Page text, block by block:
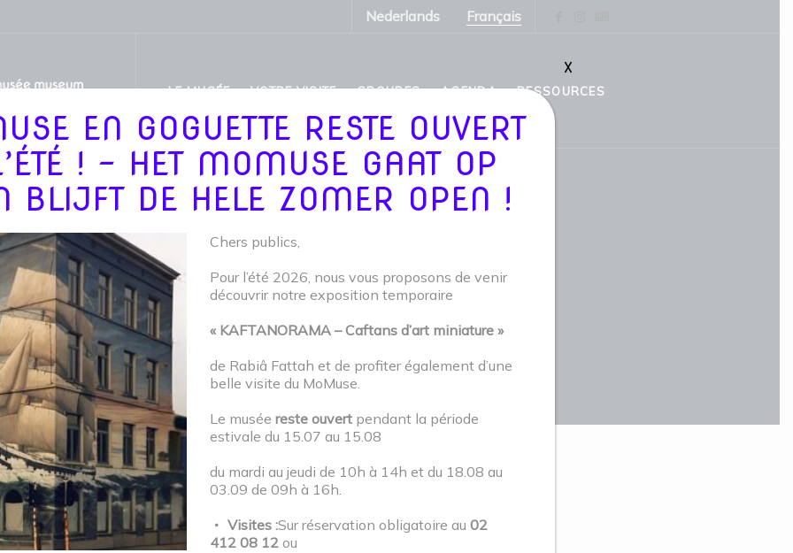
Français
Nederlands
LE MUSÉE VOTRE VISITE GROUPES AGENDA RESSOURCES
PROJECT TAG :
MOEDER
/MOMUSE
EN GOGUETTE RESTE OUVERT
! - HET MOMUSE GAAT OP
BLIJFT DE HELE ZOMER OPEN !
Chers publics,
Pour l’été 2026, nous vous proposons de venir
découvrir notre exposition temporaire
« KAFTANORAMA – Caftans d’art miniature »
de Rabiâ Fattah et de profiter également d’une
belle visite du MoMuse.
Le musée reste ouvertpendant la période
estivale du 15.07 au 15.08
du mardi au jeudi de 10h à 14h et du 18.08 au
03.09 de 09h à 16h.
Visites :Sur réservation obligatoire au 02
412 08 12ou
X